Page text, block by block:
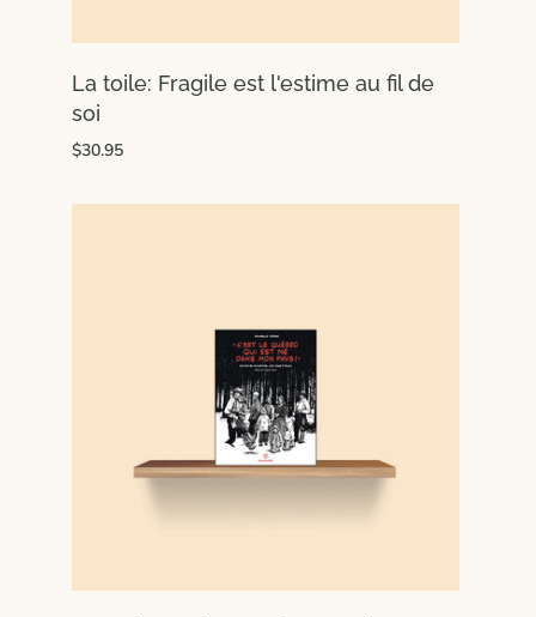
La toile: Fragile est l'estime au fil de
soi
$30.95